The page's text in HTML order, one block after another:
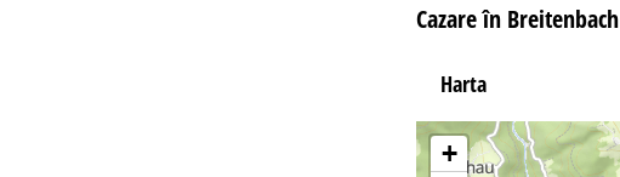
Cazare în Breitenbach
Harta
+